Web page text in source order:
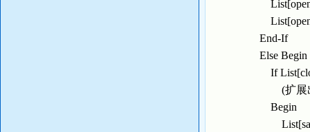
End-If
Else
If
(扩展出来的
Begin